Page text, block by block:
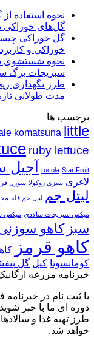
نحوه استفاده
گل‌های خوراکی
گل خوراکی
خوراکی و
نحوه شستشوی
سبزیجات برگ
طرز نگهداری
مدت طولانی
برچسب ها
komatsuna little
ruby lettuce
rucola Star Fruit آجیل
لاغری سبزی روکولا سورل
لیتل جم لیتل جم فله
میکس سبزیجات سالادی میکس
سبز کاهو
کاهو قرمز
کوماتسونا کیل گل
خبرنامه مزرعه
با ثبت نام در
دوره ای ما با خبر
طرز تهیه غذا و
خواهد شد.